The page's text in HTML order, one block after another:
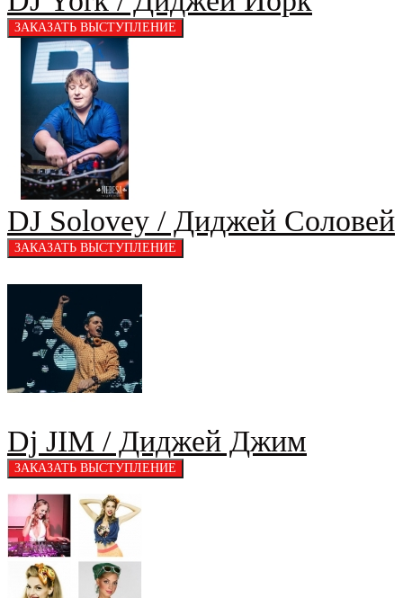
DJ Solovey / Диджей Соловей
Dj JIM / Диджей Джим